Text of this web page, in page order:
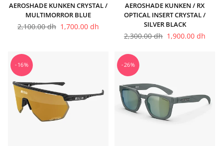
AEROSHADE KUNKEN CRYSTAL /
MULTIMORROR BLUE
Prix
2,100.00 dh 1,700.00 dh
AEROSHADE KUNKEN / RX
OPTICAL INSERT CRYSTAL /
SILVER BLACK
Prix
2,300.00 dh 1,900.00 dh
-16% -26%